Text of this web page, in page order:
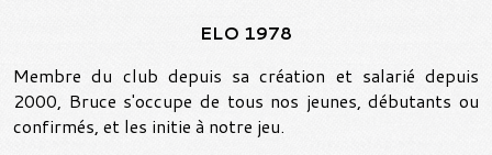
ELO 1978
Membre du club depuis sa création et salarié depuis
2000, Bruce s'occupe de tous nos jeunes, débutants ou
confirmés, et les initie à notre jeu.